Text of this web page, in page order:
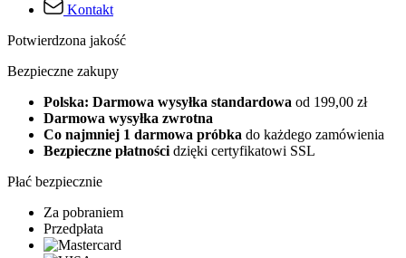
Kontakt
Potwierdzona jakość
Bezpieczne zakupy
Polska: Darmowa wysyłka standardowa od 199,00 zł
Darmowa wysyłka zwrotna
Co najmniej 1 darmowa próbka do każdego zamówienia
Bezpieczne płatności dzięki certyfikatowi SSL
Płać bezpiecznie
Za pobraniem
Przedpłata